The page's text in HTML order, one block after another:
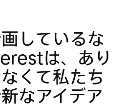
しているな
は、あり
くて私たち
なアイデア